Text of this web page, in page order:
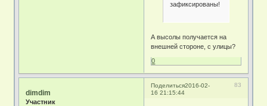
зафиксированы!
А высолы получается на
внешней стороне, с улицы?
0
Поделиться 83
2016-02-
16 21:15:44
dimdim
Участник